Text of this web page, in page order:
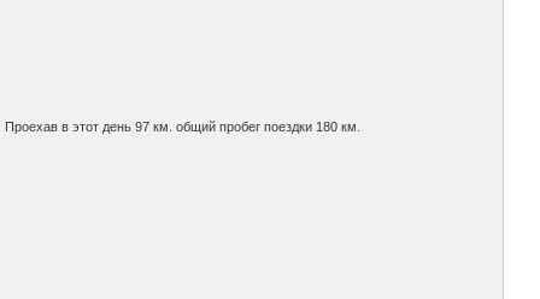
в этот день 97 км. общий пробег поездки 180 км.